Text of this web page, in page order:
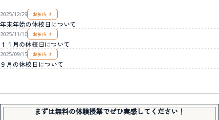
2025/12/29 お知らせ
年末年始の休校日について
2025/11/10 お知らせ
１１月の休校日について
2025/09/15 お知らせ
９月の休校日について
まずは無料の体験授業でぜひ実感してください！